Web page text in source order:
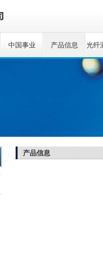
中国事业 产品信息 光纤
产品信息